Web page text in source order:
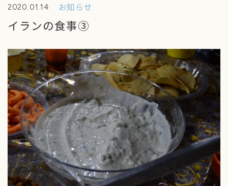
ブログ
納品事例
ギャッベのお手入れ
お問い合わせ
2020.01.14 お知らせ
イランの食事③